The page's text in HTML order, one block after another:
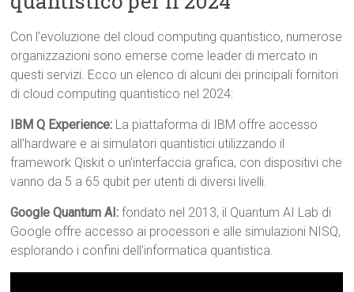
Con l’evoluzione del cloud computing quantistico, numerose
organizzazioni sono emerse come leader di mercato in
questi servizi. Ecco un elenco di alcuni dei principali fornitori
di cloud computing quantistico nel 2024:
IBM Q Experience: La piattaforma di IBM offre accesso
all’hardware e ai simulatori quantistici utilizzando il
framework Qiskit o un’interfaccia grafica, con dispositivi che
vanno da 5 a 65 qubit per utenti di diversi livelli.
Google Quantum AI: fondato nel 2013, il Quantum AI Lab di
Google offre accesso ai processori e alle simulazioni NISQ,
esplorando i confini dell’informatica quantistica.